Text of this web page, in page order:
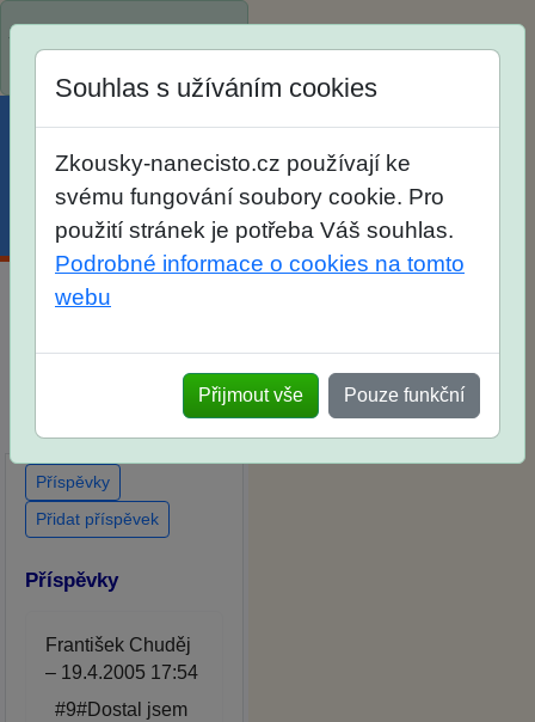
Spustili jsme přihlašování
na školní rok 2026/2027!
Účet Košík
u zkoušek na SŠ? Vaše
ohlasy po skutečných
přijímacích zkouškách
Souhlas s užíváním cookies
Zkousky-nanecisto.cz používají ke
svému fungování soubory cookie. Pro
použití stránek je potřeba Váš souhlas.
Podrobné informace o cookies na tomto
webu
Přijmout vše Pouze funkční
Příspěvky
Přidat příspěvek
Příspěvky
František Chuděj
– 19.4.2005 17:54
#9#Dostal jsem